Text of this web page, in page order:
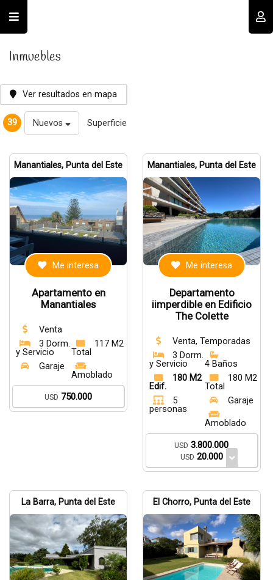
Recordar datos
INGRESAR
Olvidé mi clave Registro
Inmuebles
Ver resultados en mapa
39 Nuevos Superficie
Manantiales, Punta del Este
Me interesa
Apartamento en
Manantiales
Venta
3 Dorm.
y Servicio
117 M2
Total
Garaje
Amoblado
USD 750.000
Manantiales, Punta del Este
Me interesa
Departamento
iimperdible en Edificio
The Colette
Venta, Temporadas
3 Dorm.
y Servicio
4 Baños
180 M2
Edif.
180 M2
Total
5
personas
Garaje
Amoblado
USD 3.800.000
USD 20.000
La Barra, Punta del Este El Chorro, Punta del Este